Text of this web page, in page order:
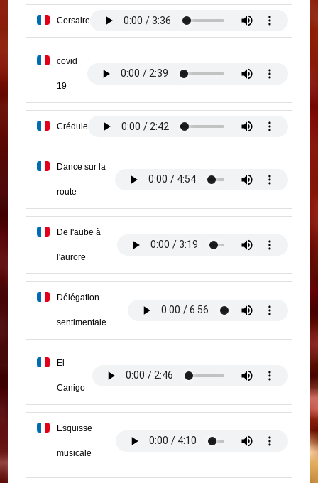
Corsaire
covid
19
Crédule
Dance sur la
route
De l'aube à
l'aurore
Délégation
sentimentale
El
Canigo
Esquisse
musicale